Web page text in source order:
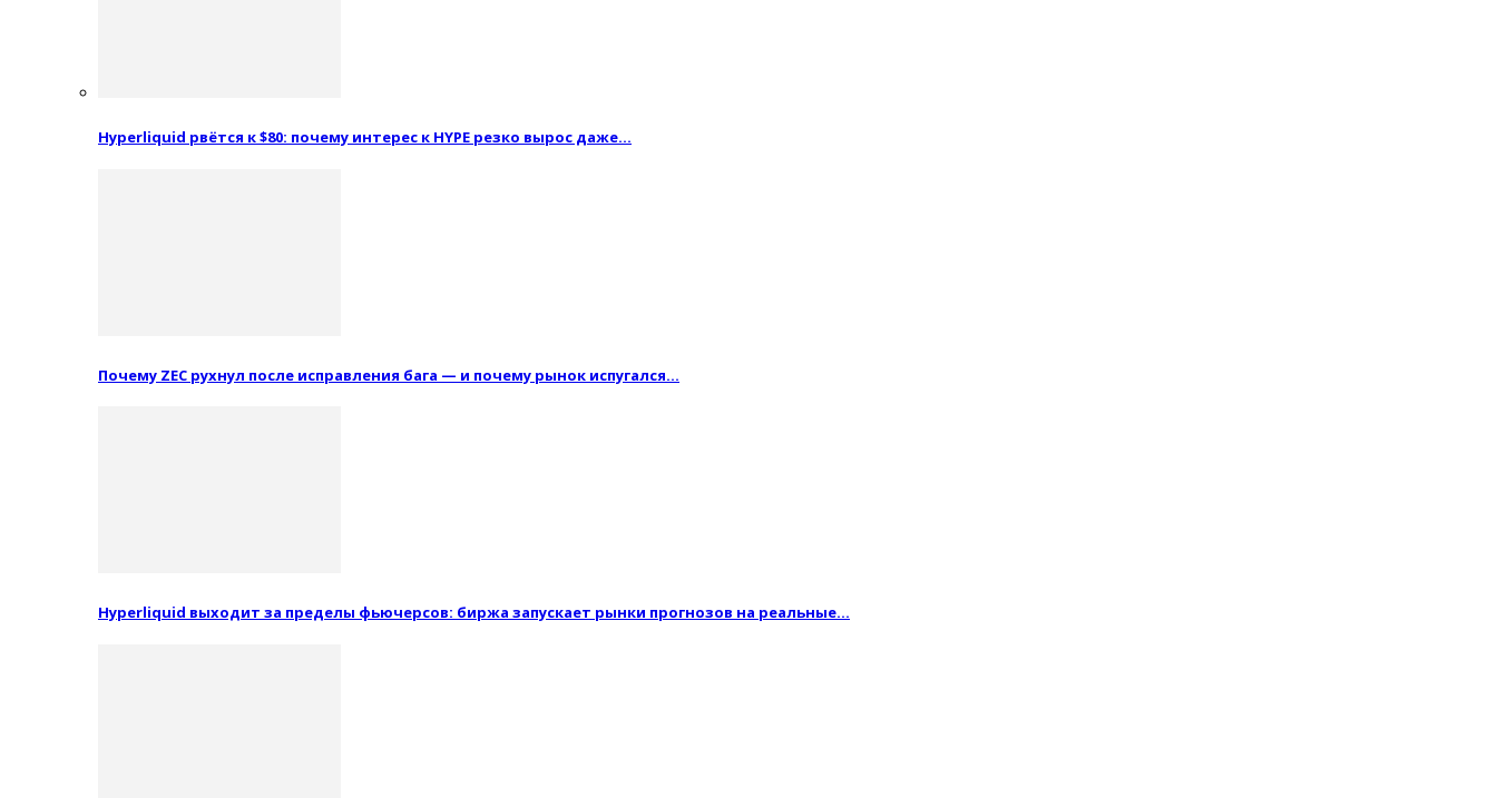
Hyperliquid рвётся к $80: почему интерес к HYPE резко вырос даже…
Почему ZEC рухнул после исправления бага — и почему рынок испугался…
Hyperliquid выходит за пределы фьючерсов: биржа запускает рынки прогнозов на реальные…